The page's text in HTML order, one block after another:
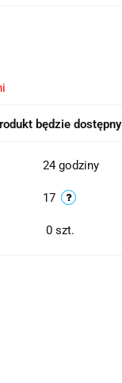
będzie dostępny
24 godziny
17
0 szt.